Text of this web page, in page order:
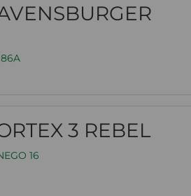
3 REBEL
16